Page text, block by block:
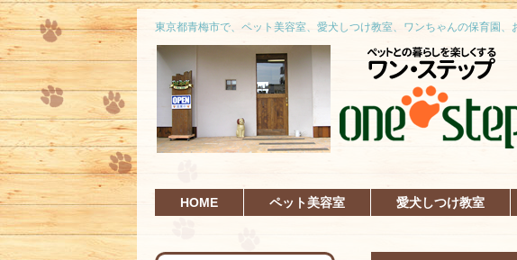
東京都青梅市で、ペット美容室、愛犬しつけ教室、ワンちゃんの保育園、
HOME ペット美容室 愛犬しつけ教室